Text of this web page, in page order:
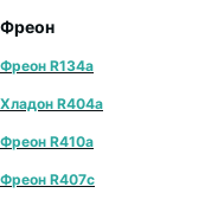
Фреон
Фреон R134a
Хладон R404a
Фреон R410a
Фреон R407с